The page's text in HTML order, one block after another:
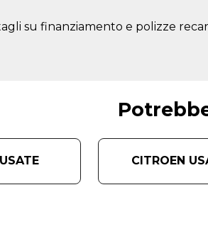
su finanziamento e polizze
CITROEN